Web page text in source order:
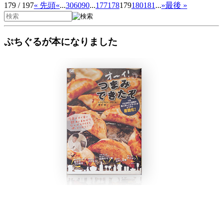
179 / 197« 先頭«...306090...177178179180181 ...»最後 »
ぷちぐるが本になりました